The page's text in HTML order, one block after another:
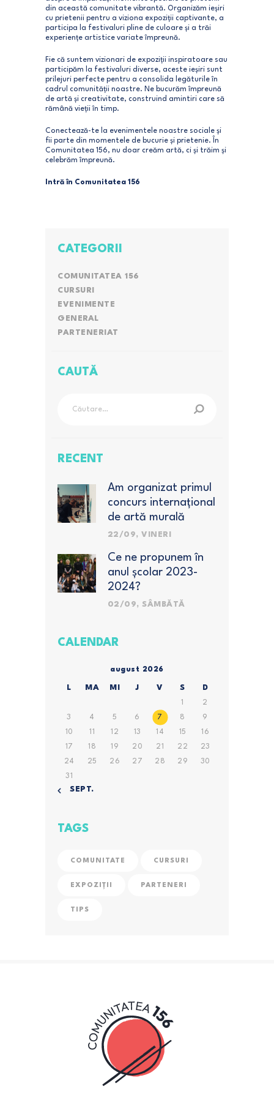
din această comunitate vibrantă. Organizăm ieșiri
cu prietenii pentru a viziona expoziții captivante, a
participa la festivaluri pline de culoare și a trăi
experiențe artistice variate împreună.
Fie că suntem vizionari de expoziții inspiratoare sau
participăm la festivaluri diverse, aceste ieșiri sunt
prilejuri perfecte pentru a consolida legăturile în
cadrul comunității noastre. Ne bucurăm împreună
de artă și creativitate, construind amintiri care să
rămână vieții în timp.
Conectează-te la evenimentele noastre sociale și
fii parte din momentele de bucurie și prietenie. În
Comunitatea 156, nu doar creăm artă, ci și trăim și
celebrăm împreună.
Intră în Comunitatea 156
CATEGORII
COMUNITATEA 156
CURSURI
EVENIMENTE
GENERAL
PARTENERIAT
CAUTĂ
după:
RECENT
Am organizat primul
concurs internațional
de artă murală
pentru elevi
22/09, VINERI
Ce ne propunem în
anul școlar 2023-
2024?
02/09, SÂMBĂTĂ
CALENDAR
august 2026
L MA MI J V S D
1
2
3
4 5 6 7 8
9
10
11 12 13 14 15
16
17
18 19 20 21 22
23
24
25 26 27 28 29
30
31
« SEPT.
TAGS
COMUNITATE CURSURI
EXPOZIȚII PARTENERI
TIPS